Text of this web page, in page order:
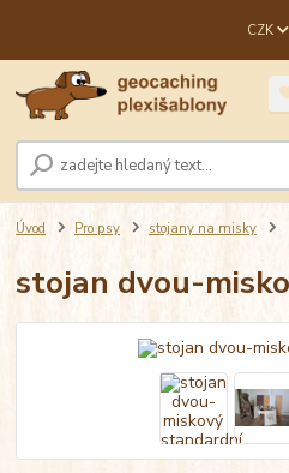
CZK
Úvod Pro psy stojany na misky
stojan dvou-